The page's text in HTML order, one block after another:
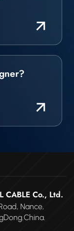
CABLE Co., Ltd.
Nance,